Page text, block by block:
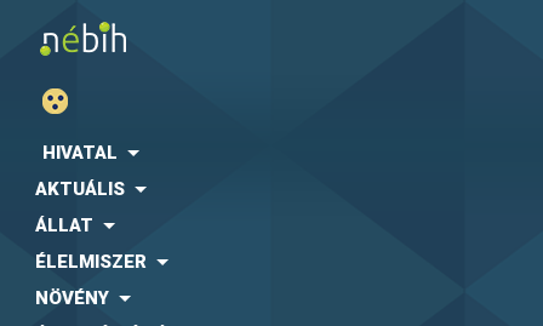
HIVATAL
AKTUÁLIS
ÁLLAT
ÉLELMISZER
NÖVÉNY